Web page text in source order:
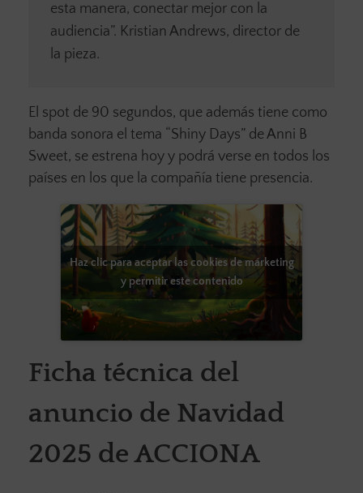
esta manera, conectar mejor con la
audiencia”. Kristian Andrews, director de
la pieza.
El spot de 90 segundos, que además tiene como
banda sonora el tema “Shiny Days” de Anni B
Sweet, se estrena hoy y podrá verse en todos los
países en los que la compañía tiene presencia.
Haz clic para aceptar las cookies de márketing
y permitir este contenido
Ficha técnica del
anuncio de Navidad
2025 de ACCIONA